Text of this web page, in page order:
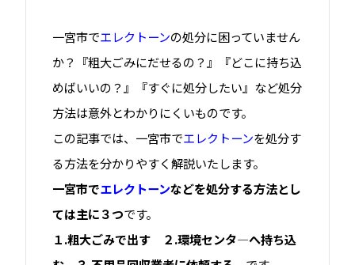
一宮市でエレクトーンの処分に困っていません
か？『粗大ごみにだせるの？』『どこに持ち込
めばいいの？』『すぐに処分したい』など処分
方法は意外とわかりにくいものです。
この記事では、一宮市でエレクトーンを処分す
る方法を分かりやすく解説いたします。
一宮市でエレクトーンなどを処分する方法とし
ては主に３つです。
１.粗大ごみで出す ２.環境センタ―へ持ち込